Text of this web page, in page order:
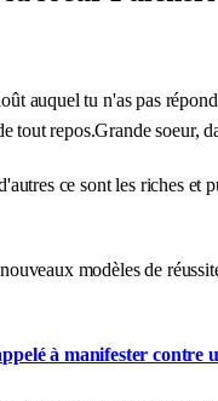
auquel tu n'as pas
tout repos.Grande soeur,
ce sont les riches
modèles de
à manifester contre